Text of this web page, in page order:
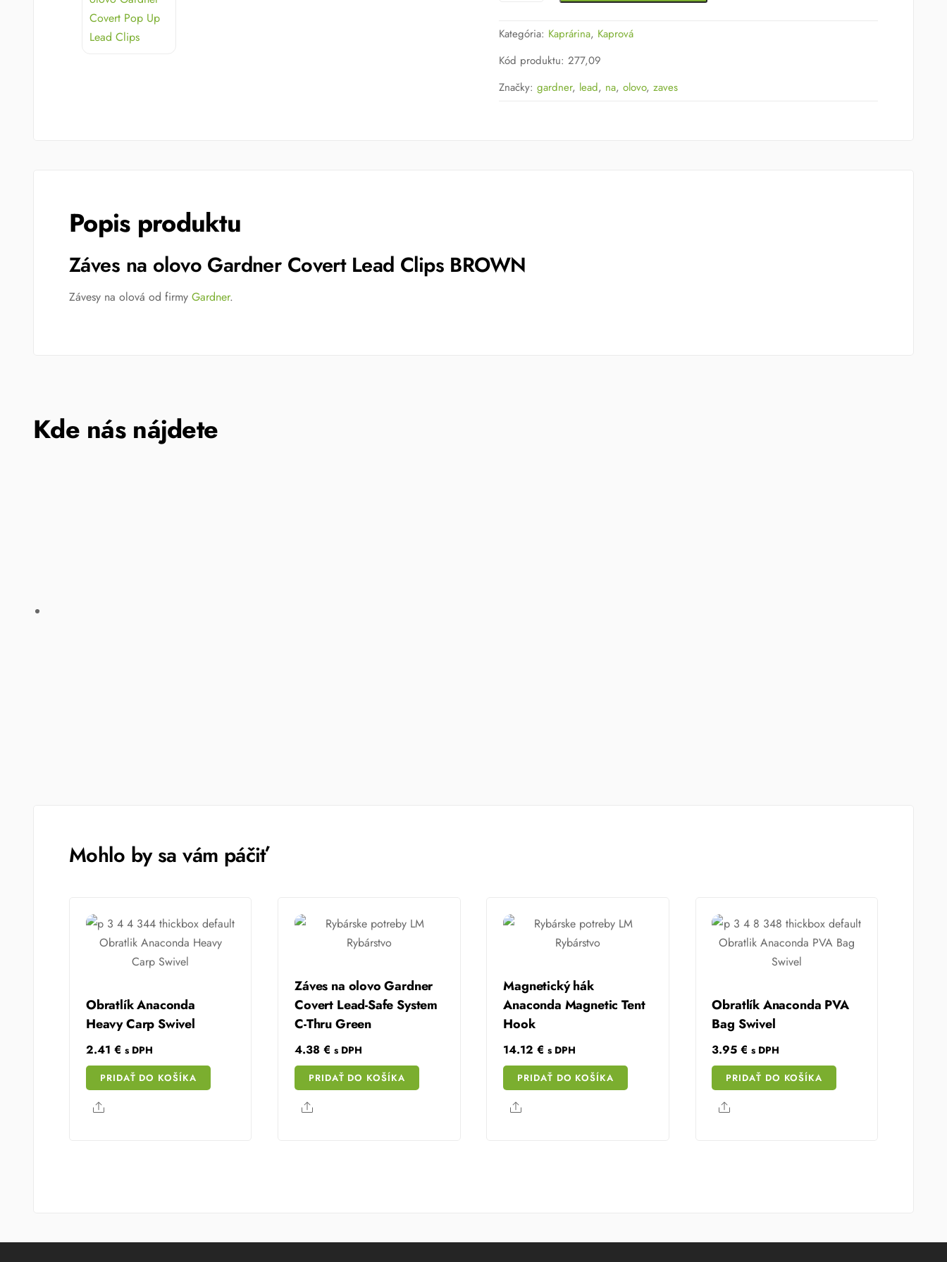
olovo
Gardner
Lead
Kategória: Kaprárina, Kaprová
Kód produktu:277,09
Značky:gardner, lead, na,olovo,zaves
Popis produktu
Záves na olovo Gardner Covert Lead Clips BROWN
Závesy na olová od firmy Gardner.
Kde nás nájdete
Mohlo by sa vám páčiť
Obratlík Anaconda
Heavy Carp Swivel
2.41 € s DPH
PRIDAŤ DO KOŠÍKA
Share
Záves na olovo Gardner
Covert Lead-Safe System
C-Thru Green
4.38€ s DPH
PRIDAŤ DO KOŠÍKA
Share
Magnetický hák
Anaconda Magnetic Tent
Hook
14.12€ s DPH
PRIDAŤ DO KOŠÍKA
Share
Obratlík Anaconda PVA
Bag Swivel
3.95€ s DPH
PRIDAŤ DO KOŠÍKA
Share